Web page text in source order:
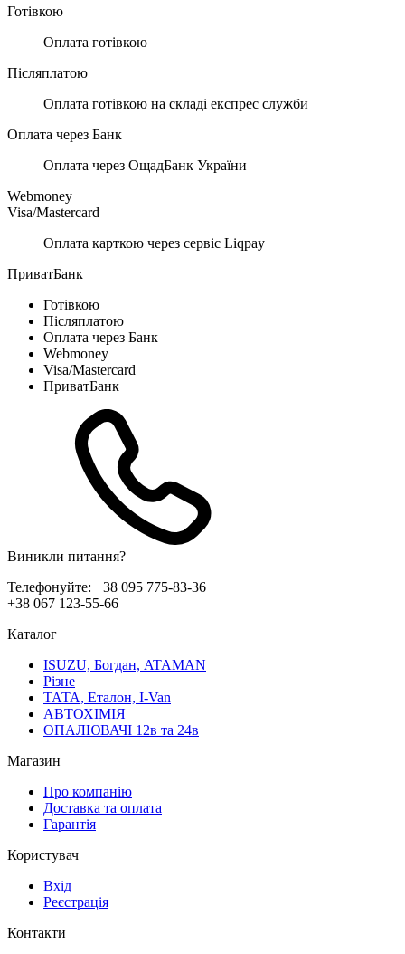
Готівкою
Оплата готівкою
Післяплатою
Оплата готівкою на складі експрес служби
Оплата через Банк
Оплата через ОщадБанк України
Webmoney
Visa/Mastercard
Оплата карткою через сервіс Liqpay
ПриватБанк
Готівкою
Післяплатою
Оплата через Банк
Webmoney
Visa/Mastercard
ПриватБанк
Виникли питання?
Телефонуйте: +38 095 775-83-36
+38 067 123-55-66
Каталог
ISUZU, Богдан, ATAMAN
Різне
ТАТА, Еталон, I-Van
АВТОХІМІЯ
ОПАЛЮВАЧІ 12в та 24в
Магазин
Про компанію
Доставка та оплата
Гарантія
Користувач
Вхід
Реєстрація
Контакти